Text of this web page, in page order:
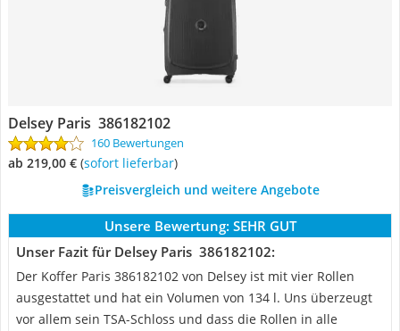
Delsey Paris ‎ 386182102
160 Bewertungen
ab 219,00 € ( Sofort lieferbar)
Preisvergleich und weitere Angebote
Unsere Bewertung: SEHR GUT
Unser Fazit für Delsey Paris ‎ 386182102:
Der Koffer Paris 386182102 von Delsey ist mit vier Rollen
ausgestattet und hat ein Volumen von 134 l. Uns überzeugt
vor allem sein TSA-Schloss und dass die Rollen in alle